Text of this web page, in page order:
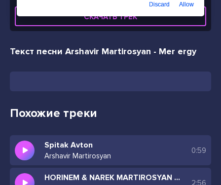
СКАЧАТЬ ТРЕК
Текст песни Arshavir Martirosyan - Mer ergy
Похожие треки
Spitak Avton
Arshavir Martirosyan
0:59
HORINEM & NAREK MARTIROSYAN (REMIX 2024)
2:56
Discard Allow